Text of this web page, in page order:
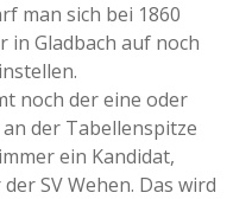
man sich bei 1860
in Gladbach auf noch
noch der eine oder
der Tabellenspitze
ein Kandidat,
SV Wehen. Das wird